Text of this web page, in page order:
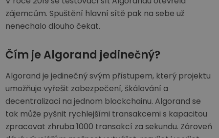
zájemcům. Spuštění hlavní sítě pak na sebe už
nenechalo dlouho čekat.
Čím je Algorand jedinečný?
Algorand je jedinečný svým přístupem, který projektu
umožňuje vyřešit zabezpečení, škálování a
decentralizaci na jednom blockchainu. Algorand se
tak může pyšnit rychlejšími transakcemi s kapacitou
zpracovat zhruba 1000 transakcí za sekundu. Zároveň